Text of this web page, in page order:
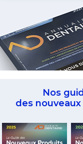
Nos
des